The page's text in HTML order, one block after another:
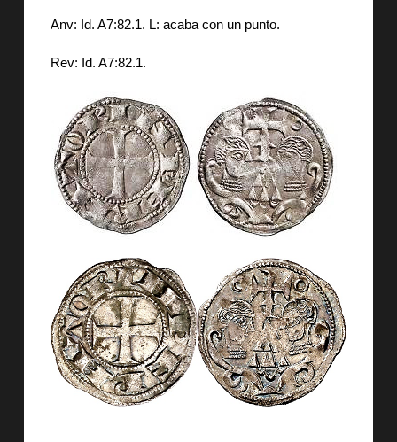
Anv: Id. A7:82.1. L: acaba con un punto.
Rev: Id. A7:82.1.